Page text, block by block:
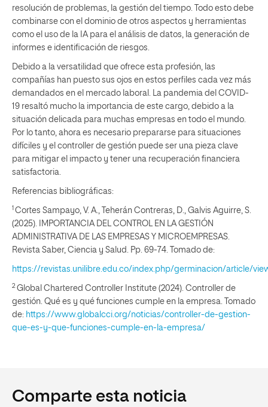
resolución de problemas, la gestión del tiempo. Todo esto debe
combinarse con el dominio de otros aspectos y herramientas
como el uso de la IA para el análisis de datos, la generación de
informes e identificación de riesgos.
Debido a la versatilidad que ofrece esta profesión, las
compañías han puesto sus ojos en estos perfiles cada vez más
demandados en el mercado laboral. La pandemia del COVID-
19 resaltó mucho la importancia de este cargo, debido a la
situación delicada para muchas empresas en todo el mundo.
Por lo tanto, ahora es necesario prepararse para situaciones
difíciles y el controller de gestión puede ser una pieza clave
para mitigar el impacto y tener una recuperación financiera
satisfactoria.
Referencias bibliográficas:
1 Cortes Sampayo, V. A., Teherán Contreras, D., Galvis Aguirre, S.
(2025). IMPORTANCIA DEL CONTROL EN LA GESTIÓN
ADMINISTRATIVA DE LAS EMPRESAS Y MICROEMPRESAS.
Revista Saber, Ciencia y Salud. Pp. 69-74. Tomado de:
https://revistas.unilibre.edu.co/index.php/germinacion/article/
2Global Chartered Controller Institute (2024). Controller de
gestión. Qué es y qué funciones cumple en la empresa. Tomado
de: https://www.globalcci.org/noticias/controller-de-gestion-
que-es-y-que-funciones-cumple-en-la-empresa/
Comparte esta noticia